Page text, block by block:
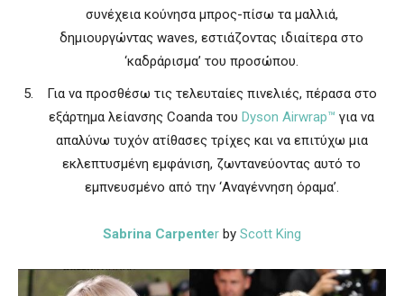
συνέχεια κούνησα μπρος-πίσω τα μαλλιά,
δημιουργώντας waves, εστιάζοντας ιδιαίτερα στο
‘καδράρισμα’ του προσώπου.
Για να προσθέσω τις τελευταίες πινελιές, πέρασα στο
εξάρτημα λείανσης Coanda του Dyson Airwrap™ για να
απαλύνω τυχόν ατίθασες τρίχες και να επιτύχω μια
εκλεπτυσμένη εμφάνιση, ζωντανεύοντας αυτό το
εμπνευσμένο από την ‘Αναγέννηση όραμα’.
Sabrina Carpenter by Scott King